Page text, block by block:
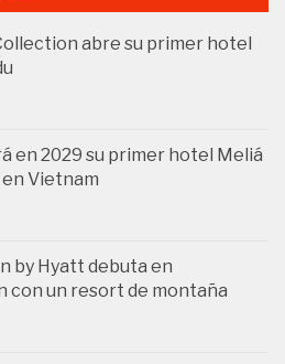
abre su primer hotel
en 2029 su primer hotel Meliá
Vietnam
by Hyatt debuta en
con un resort de montaña